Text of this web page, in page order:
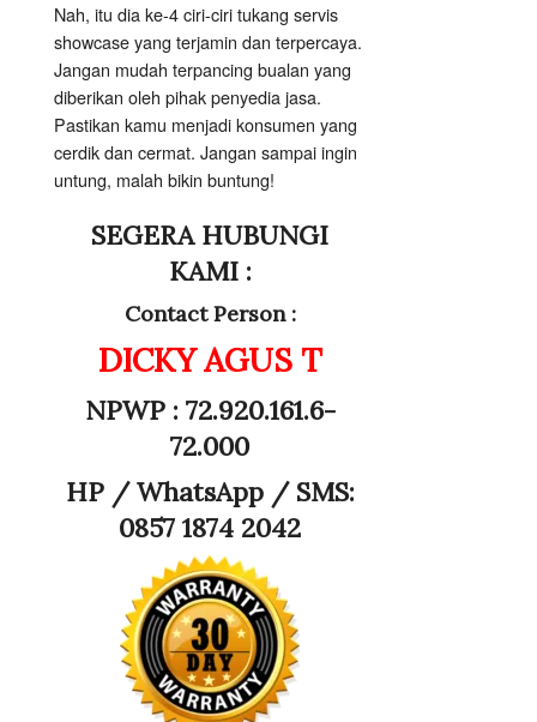
Nah, itu dia ke-4 ciri-ciri tukang servis
showcase yang terjamin dan terpercaya.
Jangan mudah terpancing bualan yang
diberikan oleh pihak penyedia jasa.
Pastikan kamu menjadi konsumen yang
cerdik dan cermat. Jangan sampai ingin
untung, malah bikin buntung!
SEGERA HUBUNGI
KAMI :
Contact Person :
DICKY AGUS T
NPWP : 72.920.161.6-
72.000
HP /WhatsApp / SMS:
0857 1874 2042